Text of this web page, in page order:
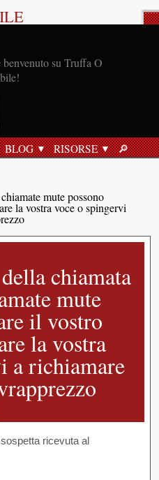
benvenuto su Truffa O
BLOG RISORSE 🔎︎
mute possono
la vostra voce o spingervi
chiamata
mute
il vostro
la vostra
a richiamare